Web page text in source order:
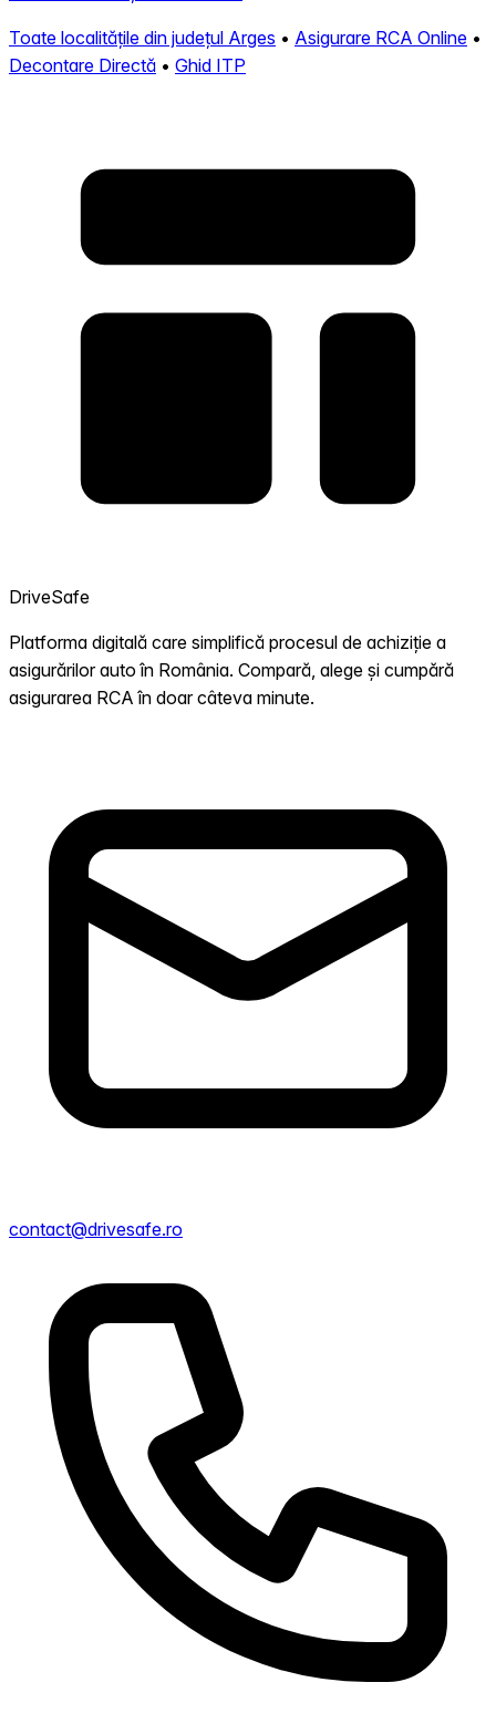
Toate localitățile din județul Arges • Asigurare RCA Online •
Decontare Directă • Ghid ITP
DriveSafe
Platforma digitală care simplifică procesul de achiziție a
asigurărilor auto în România. Compară, alege și cumpără
asigurarea RCA în doar câteva minute.
contact@drivesafe.ro